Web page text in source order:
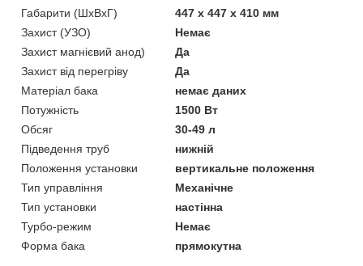
Габарити (ШхВхГ)
447 х 447 х 410 мм
Захист (УЗО)
Немає
Захист магнієвий анод)
Да
Захист від перегріву
Да
Матеріал бака
немає даних
Потужність
1500 Вт
Обсяг
30-49 л
Підведення труб
нижній
Положення установки
вертикальне положення
Тип управління
Механічне
Тип установки
настінна
Турбо-режим
Немає
Форма бака
прямокутна